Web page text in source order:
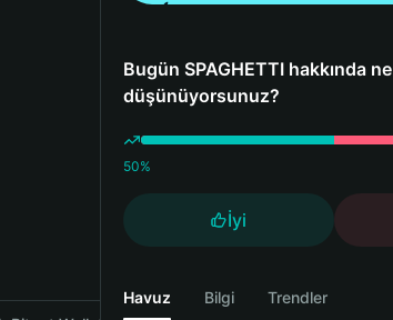
Bugün SPAGHETTI hakkında ne
düşünüyorsunuz?
50%
İyi
Havuz Bilgi Trendler